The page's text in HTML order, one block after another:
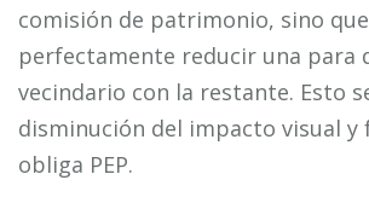
comisión de patrimonio, sino
perfectamente reducir una para
vecindario con la restante. Esto
disminución del impacto visual y
obliga PEP.